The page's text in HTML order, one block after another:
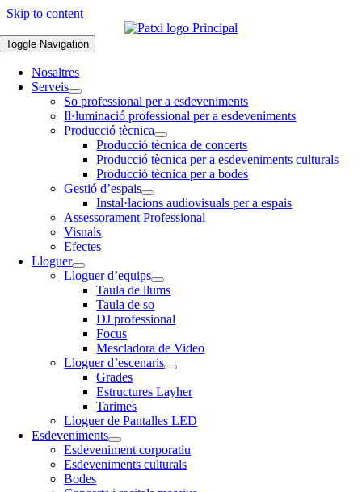
Skip to content
Toggle Navigation
Nosaltres
Serveis
So professional per a esdeveniments
Il·luminació professional per a esdeveniments
Producció tècnica
Producció tècnica de concerts
Producció tècnica per a esdeveniments culturals
Producció tècnica per a bodes
Gestió d’espais
Instal·lacions audiovisuals per a espais
Assessorament Professional
Visuals
Efectes
Lloguer
Lloguer d’equips
Taula de llums
Taula de so
DJ professional
Focus
Mescladora de Video
Lloguer d’escenaris
Grades
Estructures Layher
Tarimes
Lloguer de Pantalles LED
Esdeveniments
Esdeveniment corporatiu
Esdeveniments culturals
Bodes